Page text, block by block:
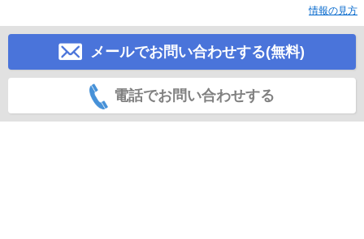
情報の見方
メールでお問い合わせする(無料)
電話でお問い合わせする